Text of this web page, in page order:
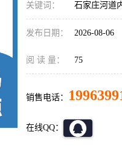
关键词： 石家庄河道
发布日期： 2026-08-06
阅 读 量： 75
销售电话：
在线QQ：